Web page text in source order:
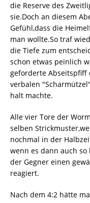
die Reserve des
sie.Doch an diesem
Gefühl,dass die
man wollte.So traf
die Tiefe zum
schon etwas peinlich
geforderte Abseitspfiff
verbalen
halt machte.
Alle vier Tore der
selben
nochmal in der
wenn es dann auch
der Gegner einen
reagiert.
Nach dem 4:2 hätte